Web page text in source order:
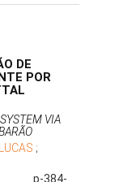
DE
POR
VIA
;
p-384-